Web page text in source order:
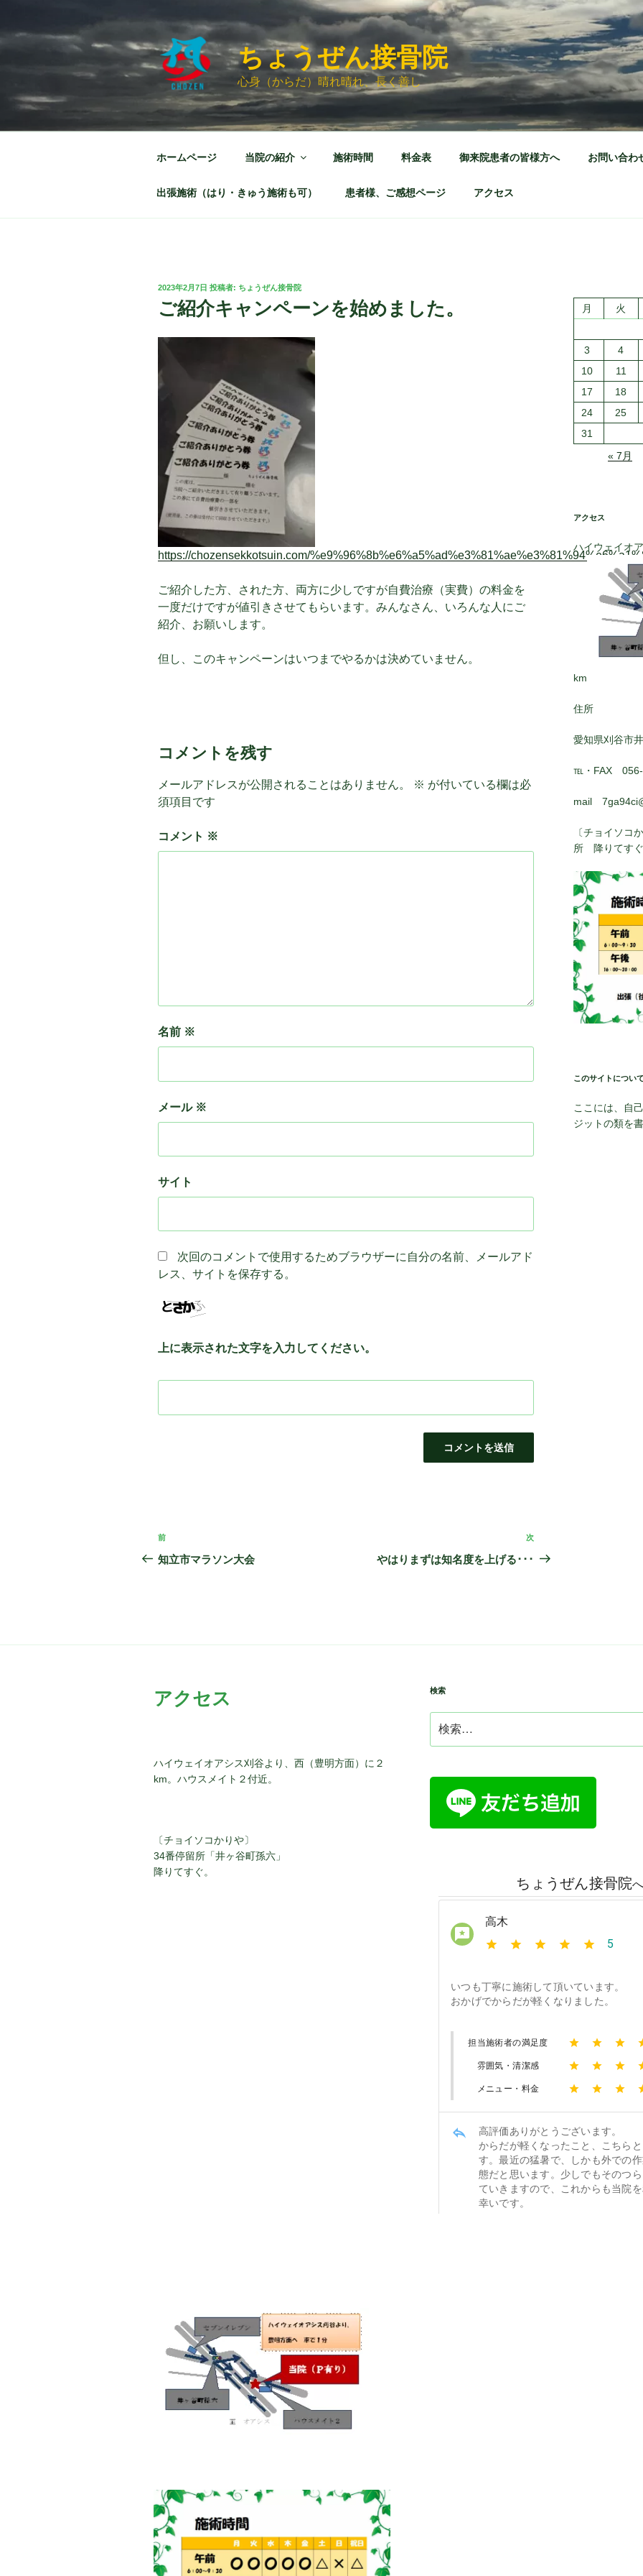
キ
ちょうぜん接骨院
心身（からだ）晴れ晴れ、長く善し
ホームページ 当院の紹介 施術時間 料金表 御来院患者の皆様方へ お問い合わ
出張施術（はり・きゅう施術も可） 患者様、ご感想ページ アクセス
投
2023年2月7日 投稿者: ちょうぜん接骨院
ご紹介キャンペーンを始めました。
https://chozensekkotsuin.com/
ご紹介した方、された方、両方に少しですが自費治療（実費）の料金を
一度だけですが値引きさせてもらいます。みんなさん、いろんな人にご
紹介、お願いします。
但し、このキャンペーンはいつまでやるかは決めていません。
コメントを残す
メールアドレスが公開されることはありません。 ※ が付いている欄は必
須項目です
コメント ※
名前 ※
メール ※
サイト
次回のコメントで使用するためブラウザーに自分の名前、メールアド
レス、サイトを保存する。
上に表示された文字を入力してください。
投
稿
シ
ョ
前
の
前
知立市マラソン大会
次
の
次
やはりまずは知名度を上げる･･･
月 火
3
4
10
11
17
18
24
25
31
« 7月
アクセス
ハイウェイオ
km
住所
愛知県刈谷市
℡・FAX 056-
mail
〔チョイソ
所 降りてすぐ
このサイトについ
ここには、自
ジットの類を
アクセス
ハイウェイオアシス刈谷より、西（豊明方面）に２
km。ハウスメイト２付近。
〔チョイソコかりや〕
34番停留所「井ヶ谷町孫六」
降りてすぐ。
検索
索: